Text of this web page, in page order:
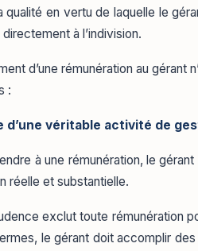
qualité en vertu de laquelle le
à l’indivision.
d’une rémunération au gérant
:
d’une véritable activité de
à une rémunération, le
réelle et substantielle.
exclut toute rémunération
le gérant doit accomplir